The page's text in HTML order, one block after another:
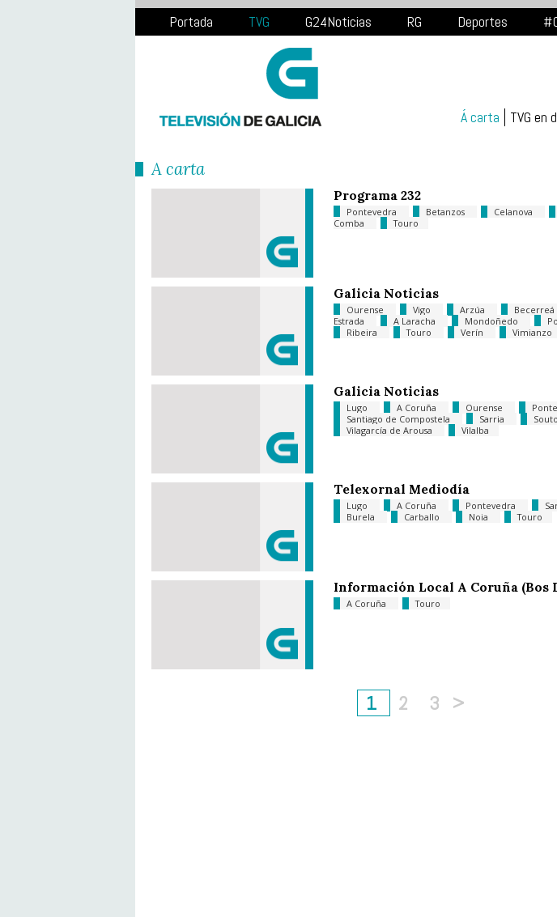
Portada TVG G24Noticias RG Deportes
Á carta TVG en
Á carta
Programa 232
Pontevedra Betanzos Celanova
Comba
Touro
Galicia Noticias
Ourense Vigo Arzúa Becerreá
Estrada
A Laracha Mondoñedo
Ribeira
Touro Verín Vimianzo
Galicia Noticias
Lugo A Coruña Ourense
Santiago de Compostela
Sarria
Vilagarcía de Arousa
Vilalba
Telexornal Mediodía
Lugo A Coruña Pontevedra
Burela
Carballo Noia Touro
Información Local A Coruña (Bos
A Coruña Touro
1 2 3 >